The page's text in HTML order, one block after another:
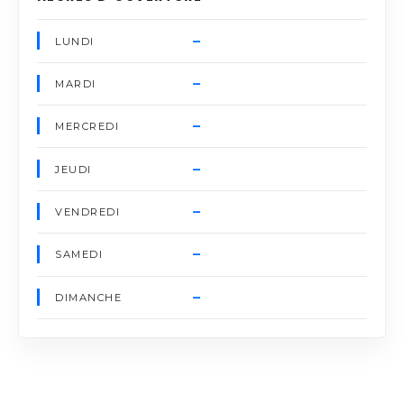
LUNDI –
MARDI –
MERCREDI –
JEUDI –
VENDREDI –
SAMEDI –
DIMANCHE –